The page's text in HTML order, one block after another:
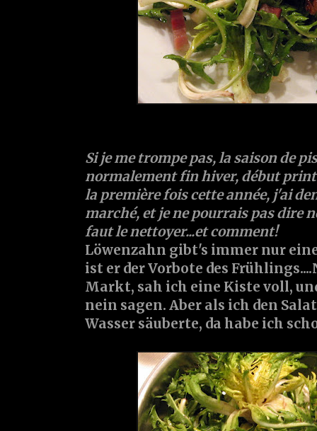
Si je me trompe pas, la saison de
normalement fin hiver, début
la première fois cette année, j'ai
marché, et je ne pourrais pas dire
faut le nettoyer...et comment!
Löwenzahn gibt's immer nur
ist er der Vorbote des
Markt, sah ich eine Kiste voll,
nein sagen. Aber als ich den
Wasser säuberte, da habe ich